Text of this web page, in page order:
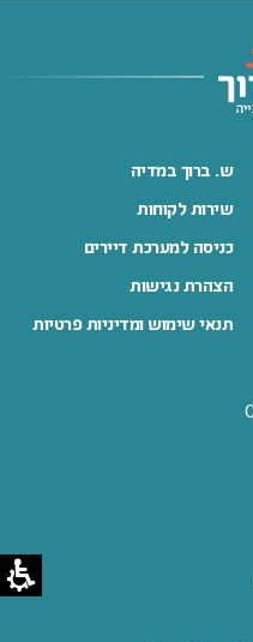
ש. ברוך במדיה
שירות לקוחות
כניסה למערכת דיירים
הצהרת נגישות
תנאי שימוש ומדיניות פרטיות